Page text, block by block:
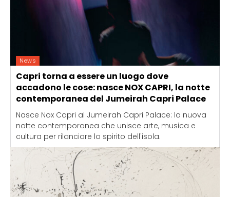
News
Capri torna a essere un luogo dove
accadono le cose: nasce NOX CAPRI, la notte
contemporanea del Jumeirah Capri Palace
Nasce Nox Capri al Jumeirah Capri Palace: la nuova
notte contemporanea che unisce arte, musica e
cultura per rilanciare lo spirito dell'isola.